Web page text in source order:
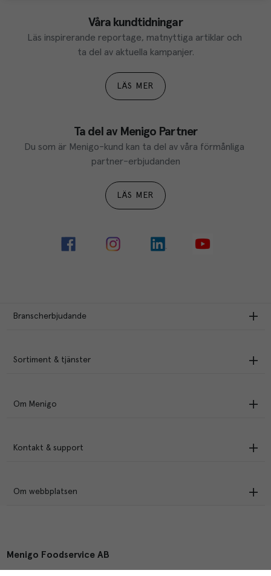
Våra kundtidningar
Läs inspirerande reportage, matnyttiga artiklar och
ta del av aktuella kampanjer.
LÄS MER
Ta del av Menigo Partner
Du som är Menigo-kund kan ta del av våra förmånliga
partner-erbjudanden
LÄS MER
Branscherbjudande
Sortiment & tjänster
Om Menigo
Kontakt & support
Om webbplatsen
Menigo Foodservice AB